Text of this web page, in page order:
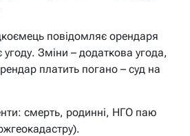
повідомляє орендаря
Зміни – додаткова угода,
платить погано – суд на
смерть, родинні, НГО паю